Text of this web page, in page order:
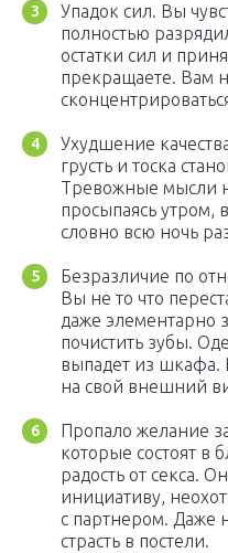
Упадок сил. Вы
полностью
остатки сил и
прекращаете. Вам
Ухудшение
грусть и тоска
Тревожные мысли
просыпаясь утром,
словно всю ночь
Безразличие по
Вы не то что
даже элементарно
почистить зубы.
выпадет из шкафа.
на свой внешний
Пропало желание
которые состоят в
радость от секса.
инициативу,
с партнером. Даже
страсть в постели.